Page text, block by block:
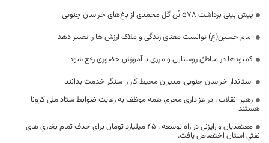
پیش بینی برداشت ۵۷۸ تُن گل محمدی از باغ‌های خراسان جنوبی
امام حسین(ع) توانست معنای زندگی و ملاک ارزش ها را تغییر دهد
کمبودها در مناطق روستایی و مرزی با آموزش حضوری رفع شود
استاندار خراسان جنوبی: مدیران محیط کار را سنگر خدمت بدانند
رهبر انقلاب : در عزاداری محرم، همه موظف به رعایت ضوابط ستاد ملی کرونا
هستند
معتمدیان و رایزنی در راه توسعه : ۴۵ میلیارد تومان برای حذف تمام بخاري هاي
نفتي استان اختصاص يافت.